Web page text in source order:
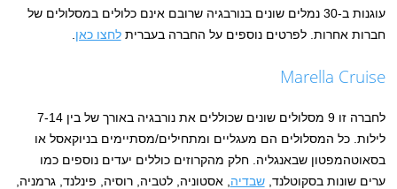
עוגנות ב-30 נמלים שונים בנורבגיה שרובם אינם כלולים במסלולים של
חברות אחרות. לפרטים נוספים על החברה בעבריתלחצו כאן
Marella Cruise
לחברה זו 9 מסלולים שונים שכוללים את נורבגיה באורך של בין 7-14
לילות. כל המסלולים הם מעגליים ומתחילים/מסתיימים בניוקאסל או
בסאוטהמפטון שבאנגליה. חלק מהקרוזים כוללים יעדים נוספים כמו
ערים שונות בסקוטלנד,שבדיה , אסטוניה, לטביה, רוסיה, פינלנד, גרמניה,